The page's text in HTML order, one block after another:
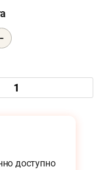
-
1
доступно